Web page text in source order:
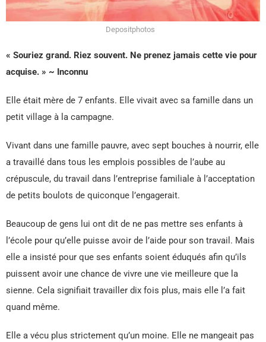
Depositphotos
« Souriez grand. Riez souvent. Ne prenez jamais cette vie pour
acquise. » ~ Inconnu
Elle était mère de 7 enfants. Elle vivait avec sa famille dans un
petit village à la campagne.
Vivant dans une famille pauvre, avec sept bouches à nourrir, elle
a travaillé dans tous les emplois possibles de l’aube au
crépuscule, du travail dans l’entreprise familiale à l’acceptation
de petits boulots de quiconque l’engagerait.
Beaucoup de gens lui ont dit de ne pas mettre ses enfants à
l’école pour qu’elle puisse avoir de l’aide pour son travail. Mais
elle a insisté pour que ses enfants soient éduqués afin qu’ils
puissent avoir une chance de vivre une vie meilleure que la
sienne. Cela signifiait travailler dix fois plus, mais elle l’a fait
quand même.
Elle a vécu plus strictement qu’un moine. Elle ne mangeait pas